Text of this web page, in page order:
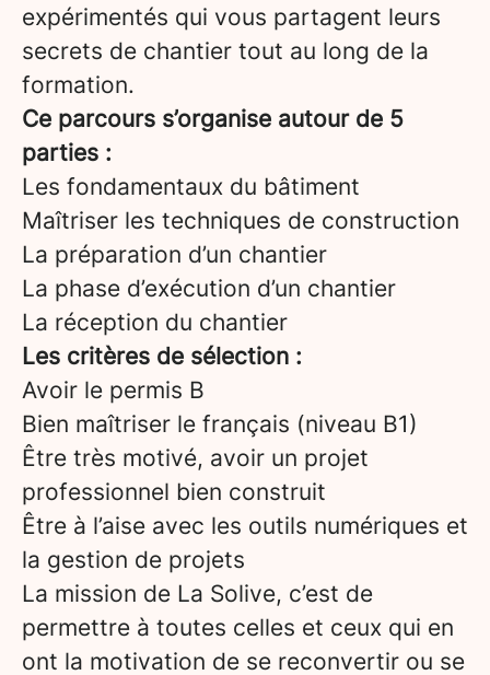
expérimentés qui vous partagent leurs
secrets de chantier tout au long de la
formation.
Ce parcours s’organise autour de 5
parties :
Les fondamentaux du bâtiment
Maîtriser les techniques de construction
La préparation d’un chantier
La phase d’exécution d’un chantier
La réception du chantier
Les critères de sélection :
Avoir le permis B
Bien maîtriser le français (niveau B1)
Être très motivé, avoir un projet
professionnel bien construit
Être à l’aise avec les outils numériques et
la gestion de projets
La mission de La Solive, c’est de
permettre à toutes celles et ceux qui en
ont la motivation de se reconvertir ou se